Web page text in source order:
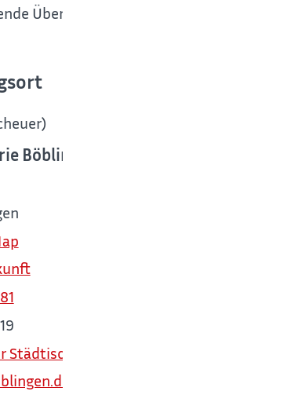
Überraschung erwartet die
Böblingen
Galerie Böblingen